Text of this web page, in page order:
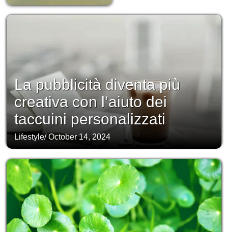
La pubblicità diventa più
creativa con l’aiuto dei
taccuini personalizzati
Lifestyle/October 14, 2024